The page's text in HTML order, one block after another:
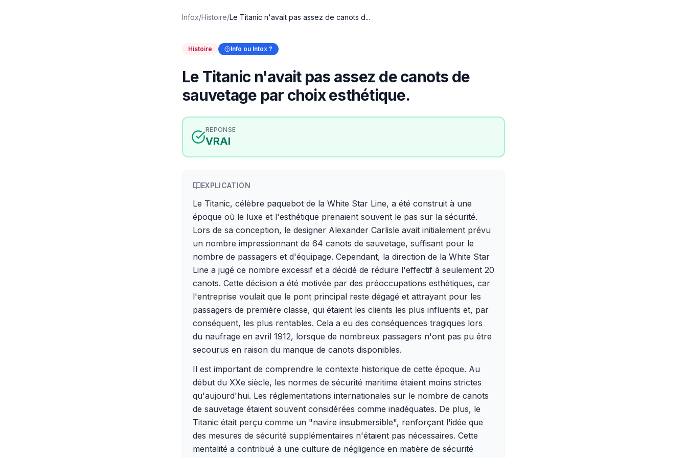
Infox/Histoire/Le Titanic n'avait pas assez de canots d...
Histoire Info ou Intox ?
Le Titanic n'avait pas assez de canots de
sauvetage par choix esthétique.
REPONSE
VRAI
EXPLICATION
Le Titanic, célèbre paquebot de la White Star Line, a été construit à une
époque où le luxe et l'esthétique prenaient souvent le pas sur la sécurité.
Lors de sa conception, le designer Alexander Carlisle avait initialement prévu
un nombre impressionnant de 64 canots de sauvetage, suffisant pour le
nombre de passagers et d'équipage. Cependant, la direction de la White Star
Line a jugé ce nombre excessif et a décidé de réduire l'effectif à seulement 20
canots. Cette décision a été motivée par des préoccupations esthétiques, car
l'entreprise voulait que le pont principal reste dégagé et attrayant pour les
passagers de première classe, qui étaient les clients les plus influents et, par
conséquent, les plus rentables. Cela a eu des conséquences tragiques lors
du naufrage en avril 1912, lorsque de nombreux passagers n'ont pas pu être
secourus en raison du manque de canots disponibles.
Il est important de comprendre le contexte historique de cette époque. Au
début du XXe siècle, les normes de sécurité maritime étaient moins strictes
qu'aujourd'hui. Les réglementations internationales sur le nombre de canots
de sauvetage étaient souvent considérées comme inadéquates. De plus, le
Titanic était perçu comme un "navire insubmersible", renforçant l'idée que
des mesures de sécurité supplémentaires n'étaient pas nécessaires. Cette
mentalité a contribué à une culture de négligence en matière de sécurité